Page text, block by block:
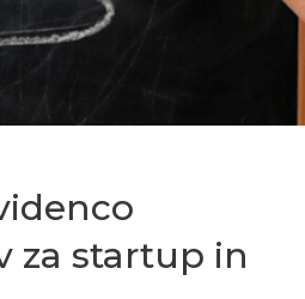
za startup in